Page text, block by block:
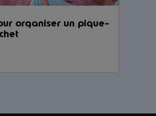
organiser un pique-